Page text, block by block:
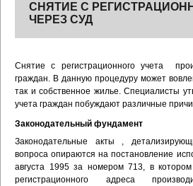
СНЯТИЕ С
ЧЕРЕЗ СУД
Снятие с регистрационного учета
граждан. В данную процедуру может
так и собственное жилье. Специалисты
учета граждан побуждают различные
Законодательный фундамент
Законодательные акты ,
вопроса опираются на постановление
августа 1995 за номером 713, в
регистрационного адреса